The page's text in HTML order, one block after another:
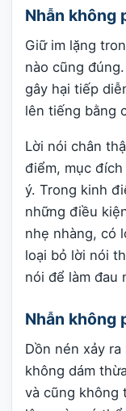
Nhẫn không
Giữ im lặng
nào cũng
gây hại tiếp
lên tiếng bằng
Lời nói chân
điểm, mục
ý. Trong kinh
những điều
nhẹ nhàng, có
loại bỏ lời nói
nói để làm đau
Nhẫn không
Dồn nén xảy
không dám
và cũng không